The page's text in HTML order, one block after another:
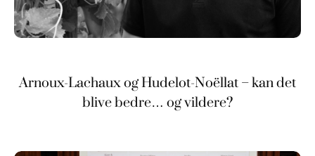
Arnoux-Lachaux og Hudelot-Noëllat – kan det
blive bedre… og vildere?